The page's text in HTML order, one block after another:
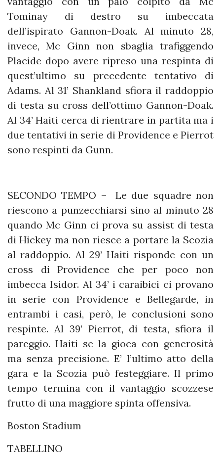
Tominay di destro su imbeccata
dell’ispirato Gannon-Doak. Al minuto 28,
invece, Mc Ginn non sbaglia trafiggendo
Placide dopo avere ripreso una respinta di
quest’ultimo su precedente tentativo di
Adams. Al 31’ Shankland sfiora il raddoppio
di testa su cross dell’ottimo Gannon-Doak.
Al 34’ Haiti cerca di rientrare in partita ma i
due tentativi in serie di Providence e Pierrot
sono respinti da Gunn.
SECONDO TEMPO – Le due squadre non
riescono a punzecchiarsi sino al minuto 28
quando Mc Ginn ci prova su assist di testa
di Hickey ma non riesce a portare la Scozia
al raddoppio. Al 29’ Haiti risponde con un
cross di Providence che per poco non
imbecca Isidor. Al 34’ i caraibici ci provano
in serie con Providence e Bellegarde, in
entrambi i casi, però, le conclusioni sono
respinte. Al 39’ Pierrot, di testa, sfiora il
pareggio. Haiti se la gioca con generosità
ma senza precisione. E’ l’ultimo atto della
gara e la Scozia può festeggiare. Il primo
tempo termina con il vantaggio scozzese
frutto di una maggiore spinta offensiva.
Boston Stadium
TABELLINO